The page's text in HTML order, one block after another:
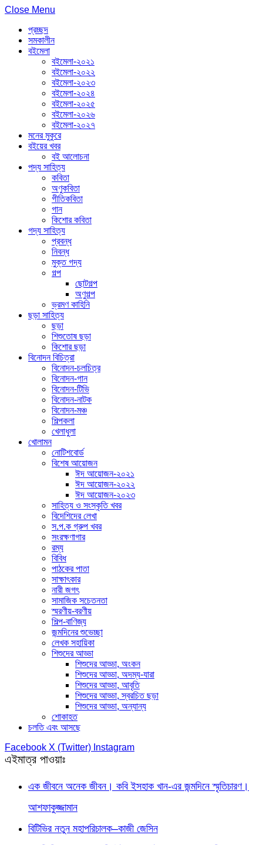
Close Menu
প্রচ্ছদ
সমকালীন
বইমেলা
বইমেলা-২০২১
বইমেলা-২০২২
বইমেলা-২০২৩
বইমেলা-২০২৪
বইমেলা-২০২৫
বইমেলা-২০২৬
বইমেলা-২০২৭
মনের মুকুরে
বইয়ের খবর
বই আলোচনা
পদ্য সাহিত্য
কবিতা
অণুকবিতা
গীতিকবিতা
গান
কিশোর কবিতা
গদ্য সাহিত্য
প্রবন্ধ
নিবন্ধ
মুক্ত গদ্য
গল্প
ছোটগল্প
অণুগল্প
ভ্রমণ কাহিনি
ছড়া সাহিত্য
ছড়া
শিশুতোষ ছড়া
কিশোর ছড়া
বিনোদন বিচিত্রা
বিনোদন-চলচিত্র
বিনোদন-গান
বিনোদন-টিভি
বিনোদন-নাটক
বিনোদন-মঞ্চ
শিল্পকলা
খেলাধুলা
খোলামন
নোটিশবোর্ড
বিশেষ আয়োজন
ঈদ আয়োজন-২০২১
ঈদ আয়োজন-২০২২
ঈদ আয়োজন-২০২৩
সাহিত্য ও সংস্কৃতি খবর
বিদেশিদের লেখা
স.প.ক গ্রুপ খবর
সংরক্ষণাগার
রম্য
বিবিধ
পাঠকের পাতা
সাক্ষাৎকার
নারী জগৎ
সামাজিক সচেতনতা
স্মরণীয়-বরণীয়
শিল্প-বাণিজ্য
জন্মদিনের শুভেচ্ছা
লেখক সহায়িকা
শিশুদের আড্ডা
শিশুদের আড্ডা, অংকন
শিশুদের আড্ডা, অদম্য-যারা
শিশুদের আড্ডা, আবৃতি
শিশুদের আড্ডা, স্বরচিত ছড়া
শিশুদের আড্ডা, অন্যান্য
শোকাহত
চলতি এবং আসছে
Facebook X (Twitter) Instagram
এইমাত্র পাওয়াঃ
এক জীবনে অনেক জীবন। কবি ইসহাক খান-এর জন্মদিনে স্মৃতিচারণ।
আশফাকুজ্জামান
বিটিভির নতুন মহাপরিচালক–কাজী জেসিন